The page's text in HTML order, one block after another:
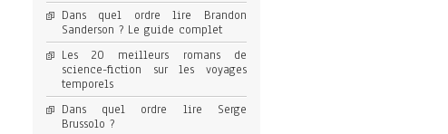
Dans quel ordre lire Brandon
Sanderson ? Le guide complet
Les 20 meilleurs romans de
science-fiction sur les voyages
temporels
Dans quel ordre lire Serge
Brussolo ?